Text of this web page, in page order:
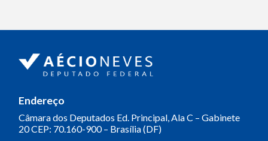
Endereço
Câmara dos Deputados Ed. Principal, Ala C – Gabinete
20CEP: 70.160-900 – Brasília (DF)